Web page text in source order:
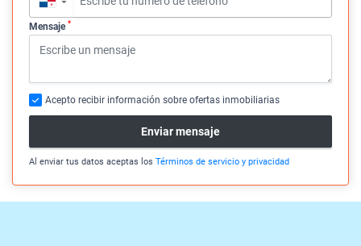
Mensaje *
Acepto recibir información sobre ofertas inmobiliarias
Enviar mensaje
Al enviar tus datos aceptas los Términos de servicio y privacidad